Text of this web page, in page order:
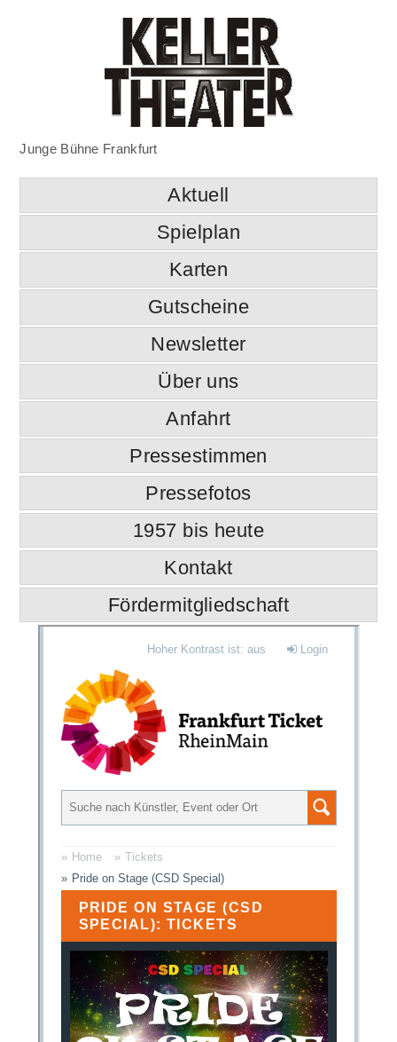
Junge Bühne Frankfurt
Aktuell
Spielplan
Karten
Gutscheine
Newsletter
Über uns
Anfahrt
Pressestimmen
Pressefotos
1957 bis heute
Kontakt
Fördermitgliedschaft